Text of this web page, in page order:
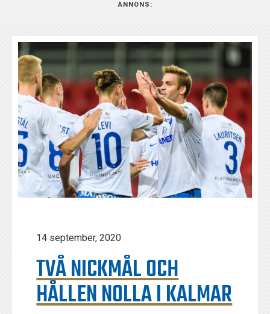
ANNONS:
14 september, 2020
TVÅ NICKMÅL OCH
HÅLLEN NOLLA I KALMAR